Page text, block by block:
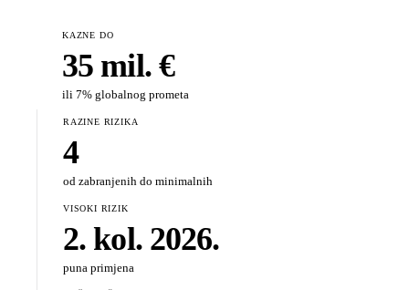
KAZNE DO
35 mil. €
ili 7% globalnog prometa
RAZINE RIZIKA
4
od zabranjenih do minimalnih
VISOKI RIZIK
2. kol. 2026.
puna primjena